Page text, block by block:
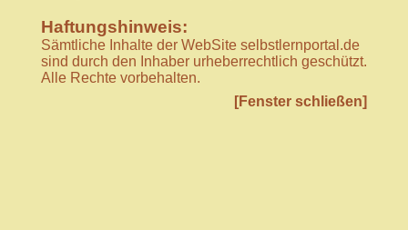
Haftungshinweis:
Sämtliche Inhalte der WebSite selbstlernportal.de
sind durch den Inhaber urheberrechtlich geschützt.
Alle Rechte vorbehalten.
[Fenster schließen]